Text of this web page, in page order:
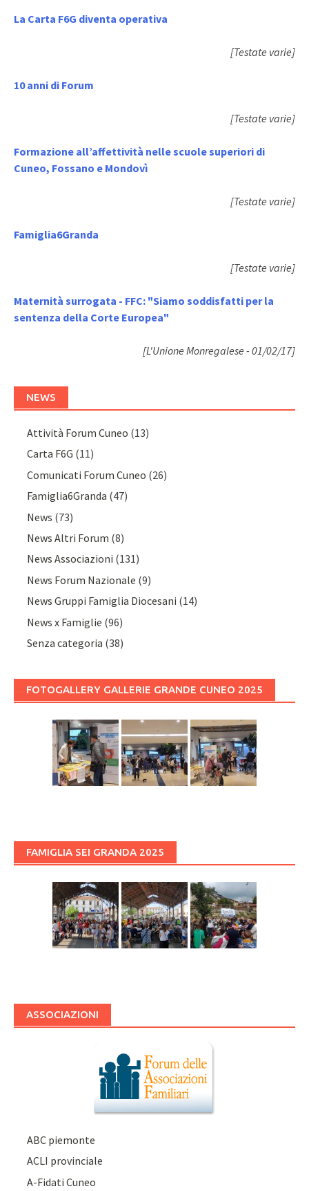
La Carta F6G diventa operativa
[Testate varie]
10 anni di Forum
[Testate varie]
Formazione all’affettività nelle scuole superiori di
Cuneo, Fossano e Mondovì
[Testate varie]
Famiglia6Granda
[Testate varie]
Maternità surrogata - FFC: "Siamo soddisfatti per la
sentenza della Corte Europea"
[L'Unione Monregalese - 01/02/17]
NEWS
Attività Forum Cuneo (13)
Carta F6G (11)
Comunicati Forum Cuneo (26)
Famiglia6Granda (47)
News (73)
News Altri Forum (8)
News Associazioni (131)
News Forum Nazionale (9)
News Gruppi Famiglia Diocesani (14)
News x Famiglie (96)
Senza categoria (38)
FOTOGALLERY GALLERIE GRANDE CUNEO 2025
FAMIGLIA SEI GRANDA 2025
ASSOCIAZIONI
ABC piemonte
ACLI provinciale
A-Fidati Cuneo